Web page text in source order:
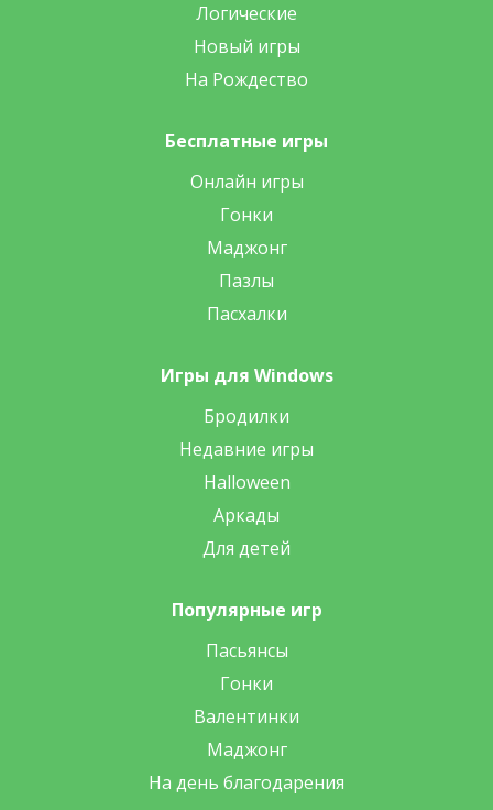
Логические
Новый игры
На Рождество
Бесплатные игры
Онлайн игры
Гонки
Маджонг
Пазлы
Пасхалки
Игры для Windows
Бродилки
Недавние игры
Halloween
Аркады
Для детей
Популярные игр
Пасьянсы
Гонки
Валентинки
Маджонг
На день благодарения